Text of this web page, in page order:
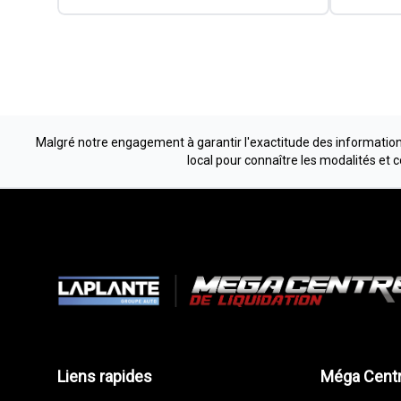
Malgré notre engagement à garantir l'exactitude des
local pour connaître les modalités et
Liens rapides Méga